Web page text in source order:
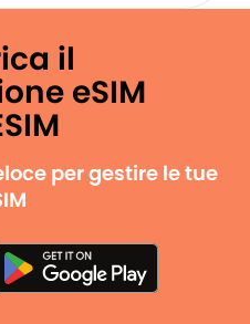
il
eSIM
per gestire le tue